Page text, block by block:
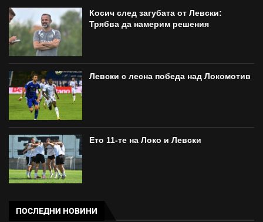
Косич след загубата от Левски:
Трябва да намерим решения
Левски с лесна победа над Локомотив
Ето 11-те на Локо и Левски
ПОСЛЕДНИ НОВИНИ